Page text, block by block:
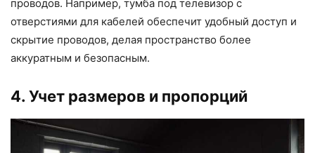
проводов. Например, тумба под телевизор с
отверстиями для кабелей обеспечит удобный доступ и
скрытие проводов, делая пространство более
аккуратным и безопасным.
4. Учет размеров и пропорций